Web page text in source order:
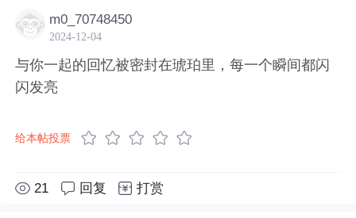
m0_70748450
2024-12-04
与你一起的回忆被密封在琥珀里，每一个瞬间都闪
闪发亮
给本帖投票
21 回复 打赏